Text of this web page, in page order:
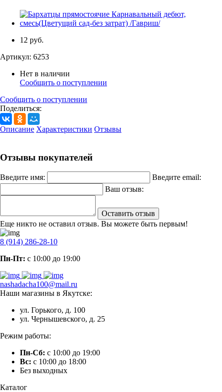
12 руб.
Артикул: 6253
Нет в наличии
Сообщить о поступлении
Сообщить о поступлении
Поделиться:
Описание Характеристики Отзывы
Отзывы покупателей
Введите имя:
Введите email:
Ваш отзыв:
Оставить отзыв
Еще никто не оставил отзыв. Вы можете быть первым!
8 (914) 286-28-10
Пн-Пт: с 10:00 до 19:00
nashadacha100@mail.ru
Наши магазины в Якутске:
ул. Горького, д. 100
ул. Чернышевского, д. 25
Режим работы:
Пн-Сб: с 10:00 до 19:00
Вс: с 10:00 до 18:00
Без выходных
Каталог